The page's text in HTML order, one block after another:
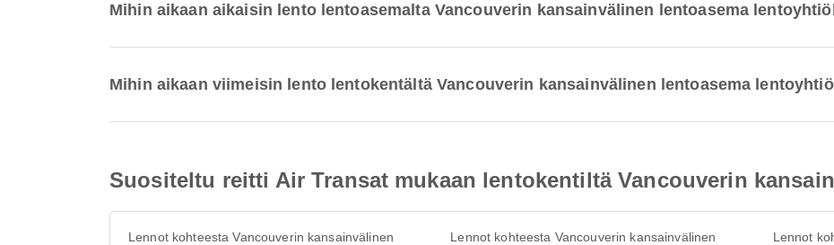
Mihin aikaan aikaisin lento lentoasemalta Vancouverin kansainvälinen lentoasema
Mihin aikaan viimeisin lento lentokentältä Vancouverin kansainvälinen lentoasema
Suositeltu reitti Air Transat mukaan lentokentiltä Vancouverin
Lennot kohteesta Vancouverin kansainvälinen Lennot kohteesta Vancouverin kansainvälinen Lennot